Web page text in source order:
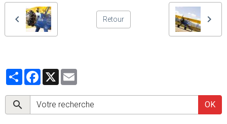
Retour
PartagerFacebook
X
OK